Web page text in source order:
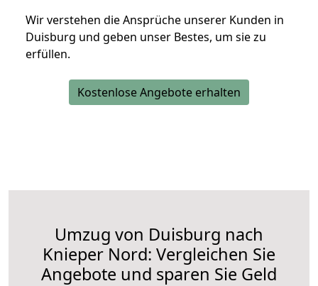
Wir verstehen die Ansprüche unserer Kunden in
Duisburg und geben unser Bestes, um sie zu
erfüllen.
Kostenlose Angebote erhalten
Umzug von Duisburg nach
Knieper Nord: Vergleichen Sie
Angebote und sparen Sie Geld